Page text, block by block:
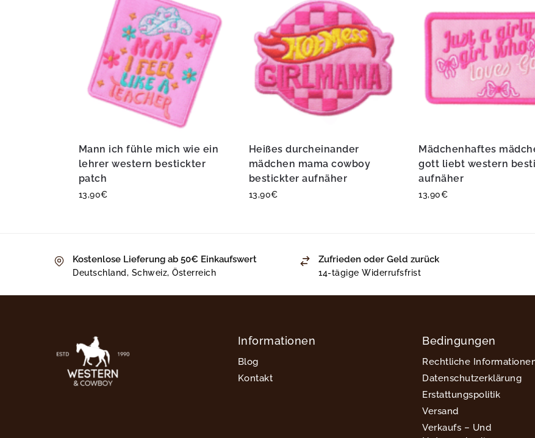
Mann ich fühle mich wie ein
lehrer western bestickter
patch
13,90€
Heißes durcheinander
mädchen mama cowboy
bestickter aufnäher
13,90€
Mädchenhaftes
gott liebt western
aufnäher
13,90€
Kostenlose Lieferung ab 50€ Einkaufswert
Deutschland, Schweiz, Österreich
Zufrieden oder Geld zurück
14-tägige Widerrufsfrist
Informationen
Blog
Kontakt
Bedingungen
Rechtliche
Datenschutzerklärung
Erstattungspolitik
Versand
Verkaufs – Und